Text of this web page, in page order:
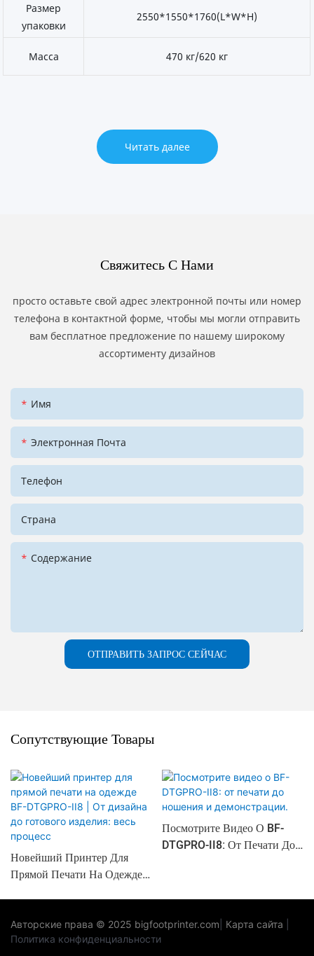
Размер
упаковки
2550*1550*1760(L*W*H)
Масса 470 кг/620 кг
Читать далее
Свяжитесь С Нами
просто оставьте свой адрес электронной почты или номер
телефона в контактной форме, чтобы мы могли отправить
вам бесплатное предложение по нашему широкому
ассортименту дизайнов
Имя
Электронная Почта
Телефон
Страна
Содержание
ОТПРАВИТЬ ЗАПРОС СЕЙЧАС
Сопутствующие Товары
Новейший Принтер Для
Прямой Печати На Одежде
Изделия: Весь Процесс
Посмотрите Видео О BF-
DTGPRO-II8: От Печати До
Авторские права © 2025 bigfootprinter.com Карта сайта
Политика конфиденциальности